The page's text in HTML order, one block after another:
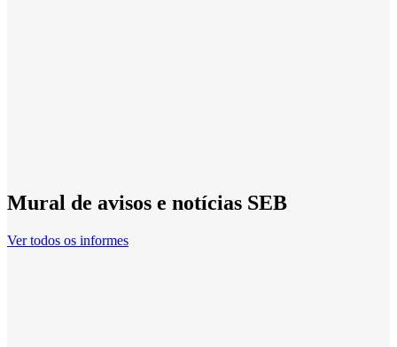
Mural de avisos e notícias SEB
Ver todos os informes